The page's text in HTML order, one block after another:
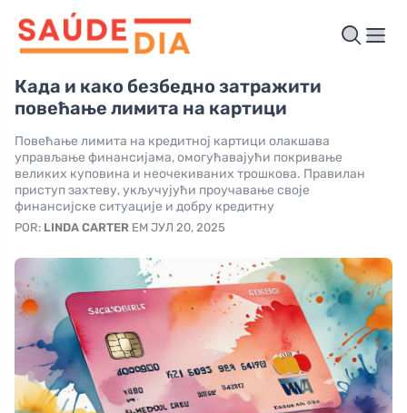
Када и како безбедно затражити
повећање лимита на картици
Повећање лимита на кредитној картици олакшава
управљање финансијама, омогућавајући покривање
великих куповина и неочекиваних трошкова. Правилан
приступ захтеву, укључујући проучавање своје
финансијске ситуације и добру кредитну
POR: LINDA CARTER EM ЈУЛ 20, 2025